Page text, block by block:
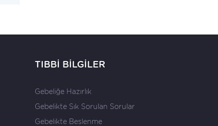
TIBBİ BİLGİLER
Gebeliğe Hazırlık
Gebelikte Sık Sorulan Sorular
Gebelikte Beslenme